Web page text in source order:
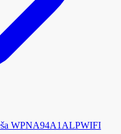
WPNA94A1ALPWIFI